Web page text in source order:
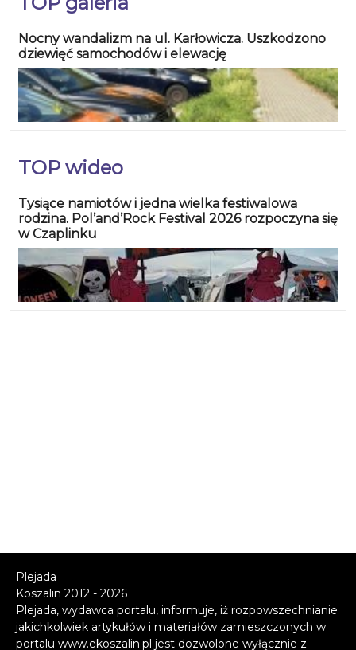
Nocny wandalizm na ul. Karłowicza. Uszkodzono
dziewięć samochodów i elewację
TOP wideo
Tysiące namiotów i jedna wielka festiwalowa
rodzina. Pol’and’Rock Festival 2026 rozpoczyna się
w Czaplinku
Plejada
Koszalin 2012 - 2026
Plejada, wydawca portalu, informuje, iż rozpowszechnianie
jakichkolwiek artykułów i materiałów zamieszczonych w
portalu www.ekoszalin.pl jest dozwolone wyłącznie z